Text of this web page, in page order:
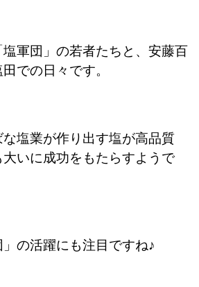
軍団」の若者たちと、安藤百
での日々です。
な塩業が作り出す塩が高品質
いに成功をもたらすようで
」の活躍にも注目ですね♪